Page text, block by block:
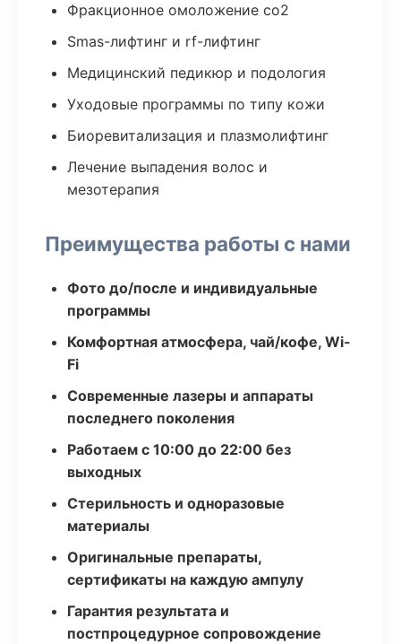
Фракционное омоложение co2
Smas-лифтинг и rf-лифтинг
Медицинский педикюр и подология
Уходовые программы по типу кожи
Биоревитализация и плазмолифтинг
Лечение выпадения волос и
мезотерапия
Преимущества работы с нами
Фото до/после и индивидуальные
программы
Комфортная атмосфера, чай/кофе, Wi-
Fi
Современные лазеры и аппараты
последнего поколения
Работаем с 10:00 до 22:00 без
выходных
Стерильность и одноразовые
материалы
Оригинальные препараты,
сертификаты на каждую ампулу
Гарантия результата и
постпроцедурное сопровождение